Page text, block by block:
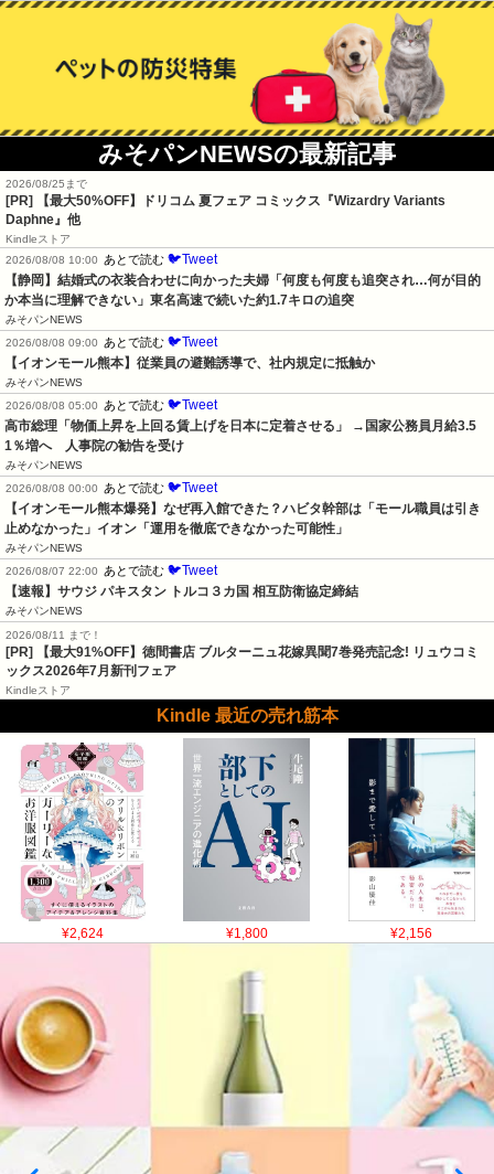
みそパンNEWSの最新記事
2026/08/25まで
[PR]
【最大50%OFF】ドリコム 夏フェア コミックス『Wizardry Variants
Daphne』他
Kindleストア
2026/08/08 10:00
あとで読む 🐦Tweet
【静岡】結婚式の衣装合わせに向かった夫婦「何度も何度も追突され…何が目的
か本当に理解できない」東名高速で続いた約1.7キロの追突
みそパンNEWS
2026/08/08 09:00
あとで読む 🐦Tweet
【イオンモール熊本】従業員の避難誘導で、社内規定に抵触か
みそパンNEWS
2026/08/08 05:00
あとで読む 🐦Tweet
高市総理「物価上昇を上回る賃上げを日本に定着させる」 →国家公務員月給3.5
1％増へ    人事院の勧告を受け
みそパンNEWS
2026/08/08 00:00
あとで読む 🐦Tweet
【イオンモール熊本爆発】なぜ再入館できた？ハビタ幹部は「モール職員は引き
止めなかった」イオン「運用を徹底できなかった可能性」
みそパンNEWS
2026/08/07 22:00
あとで読む 🐦Tweet
【速報】サウジ パキスタン トルコ３カ国 相互防衛協定締結
みそパンNEWS
2026/08/11 まで！
[PR] 【最大91%OFF】徳間書店 ブルターニュ花嫁異聞7巻発売記念! リュウコミ
ックス2026年7月新刊フェア
Kindleストア
Kindle 最近の売れ筋本
¥2,624 ¥1,800 ¥2,156